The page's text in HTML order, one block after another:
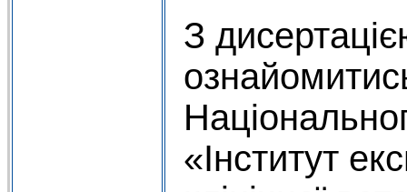
З
«Інститут